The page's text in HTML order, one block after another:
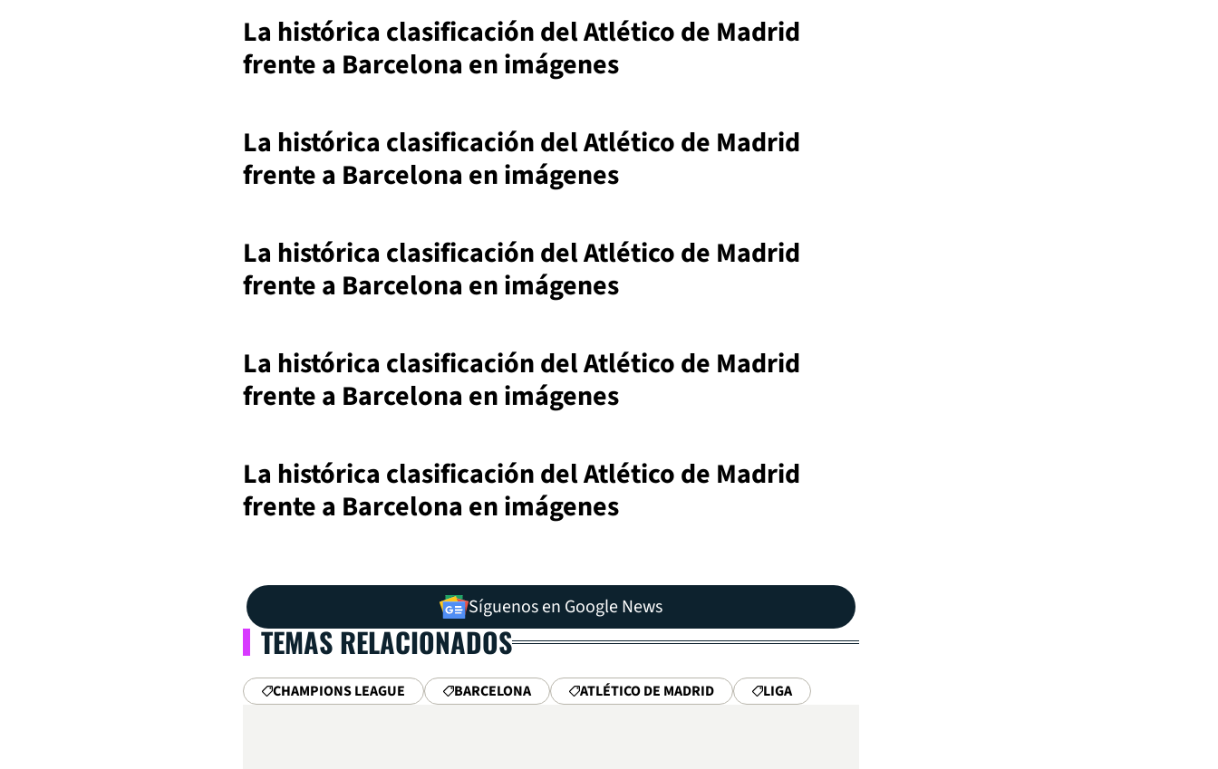
La histórica clasificación del Atlético de Madrid
frente a Barcelona en imágenes
La histórica clasificación del Atlético de Madrid
frente a Barcelona en imágenes
La histórica clasificación del Atlético de Madrid
frente a Barcelona en imágenes
La histórica clasificación del Atlético de Madrid
frente a Barcelona en imágenes
La histórica clasificación del Atlético de Madrid
frente a Barcelona en imágenes
Síguenos en Google News
TEMAS RELACIONADOS
CHAMPIONS LEAGUE BARCELONA ATLÉTICO DE MADRID LIGA